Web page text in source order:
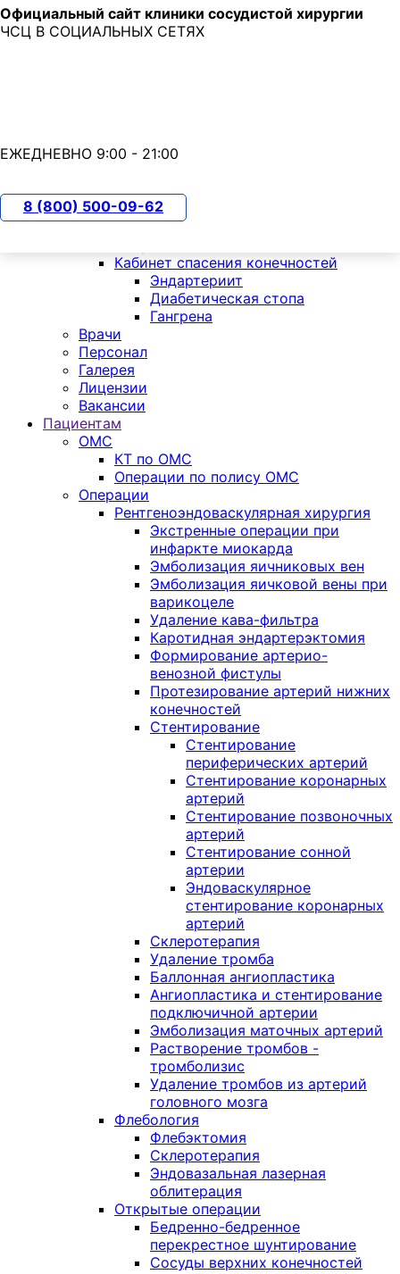
Skip to main content
Отделения
Хирургия
РХМДиЛ
Флебология
Кабинет спасения конечностей
Эндартериит
Диабетическая стопа
Гангрена
Врачи
Персонал
Галерея
Лицензии
Вакансии
Пациентам
ОМС
КТ по ОМС
Операции по полису ОМС
Операции
Рентгеноэндоваскулярная хирургия
Экстренные операции при
инфаркте миокарда
Эмболизация яичниковых вен
Эмболизация яичковой вены при
варикоцеле
Удаление кава-фильтра
Каротидная эндартерэктомия
Формирование артерио-
венозной фистулы
Протезирование артерий нижних
конечностей
Стентирование
Стентирование
периферических артерий
Стентирование коронарных
артерий
Стентирование позвоночных
артерий
Стентирование сонной
артерии
Эндоваскулярное
стентирование коронарных
артерий
Склеротерапия
Удаление тромба
Баллонная ангиопластика
Ангиопластика и стентирование
подключичной артерии
Эмболизация маточных артерий
Растворение тромбов -
тромболизис
Удаление тромбов из артерий
головного мозга
Флебология
Флебэктомия
Склеротерапия
Эндовазальная лазерная
облитерация
Открытые операции
Бедренно-бедренное
перекрестное шунтирование
Сосуды верхних конечностей
Официальный сайт клиники сосудистой хирургии
ЧСЦ В СОЦИАЛЬНЫХ СЕТЯХ
ЕЖЕДНЕВНО 9:00 - 21:00
8 (800) 500-09-62